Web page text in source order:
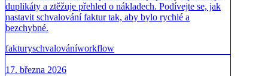
duplikáty a ztěžuje přehled o nákladech. Podívejte se, jak
nastavit schvalování faktur tak, aby bylo rychlé a
bezchybné.
fakturyschvalováníworkflow
17. března 2026